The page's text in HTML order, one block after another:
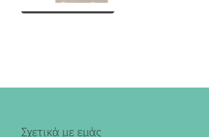
Σχετικά με εμάς